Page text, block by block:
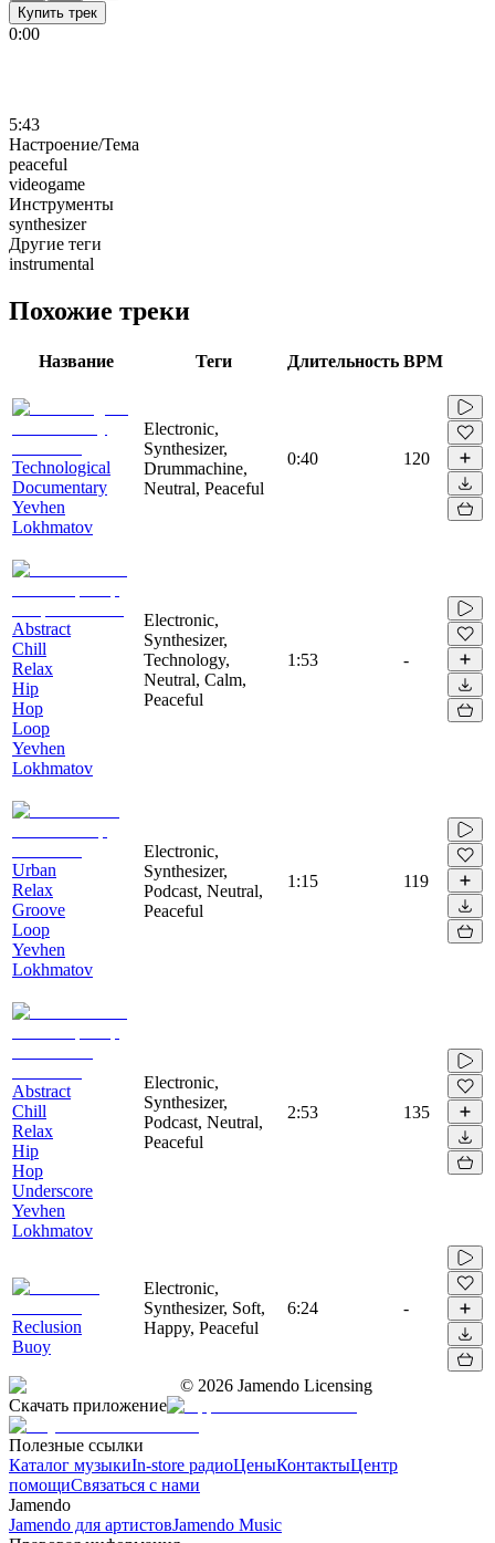
Купить трек
0:00
5:43
Настроение/Тема
peaceful
videogame
Инструменты
synthesizer
Другие теги
instrumental
Похожие треки
Название Теги Длительность BPM
Technological
Documentary
Yevhen
Lokhmatov
Electronic,
Synthesizer,
Drummachine,
Neutral, Peaceful
0:40 120
Abstract
Chill
Relax
Hip
Hop
Loop
Yevhen
Lokhmatov
Electronic,
Synthesizer,
Technology,
Neutral, Calm,
Peaceful
1:53 -
Urban
Relax
Groove
Loop
Yevhen
Lokhmatov
Electronic,
Synthesizer,
Podcast, Neutral,
Peaceful
1:15 119
Abstract
Chill
Relax
Hip
Hop
Underscore
Yevhen
Lokhmatov
Electronic,
Synthesizer,
Podcast, Neutral,
Peaceful
2:53 135
Reclusion
Buoy
Electronic,
Synthesizer, Soft,
Happy, Peaceful
6:24 -
© 2026 Jamendo Licensing
Скачать приложение
Полезные ссылки
Каталог музыкиIn-store радиоЦеныКонтактыЦентр
помощиСвязаться с нами
Jamendo
Jamendo для артистовJamendo Music